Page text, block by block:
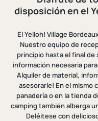
disposición en el
El Yelloh! Village
Nuestro equipo de
principio hasta el final de
información necesaria
Alquiler de material,
asesorarle! En el mismo
panadería o en la tienda
camping también alberga
Deléitese con